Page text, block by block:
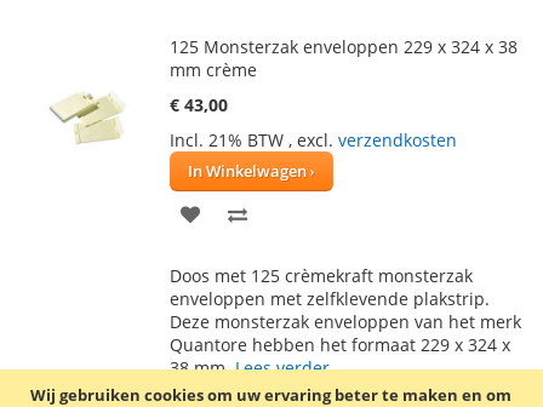
Wij gebruiken cookies om uw ervaring beter te maken en om
125 Monsterzak enveloppen 229 x 324 x 38
mm crème
€ 43,00
Incl. 21% BTW , excl. verzendkosten
In Winkelwagen
VOEG
AAN
VERLANGLIJST
TE
VERGELIJKEN
Doos met 125 crèmekraft monsterzak
enveloppen met zelfklevende plakstrip.
Deze monsterzak enveloppen van het merk
Quantore hebben het formaat 229 x 324 x
38 mm.Lees verder